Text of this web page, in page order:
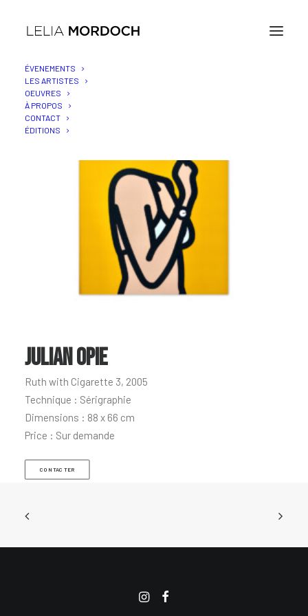
ÉVENEMENTS
LES ARTISTES
OEUVRES
À PROPOS
CONTACT
ÉDITIONS
JULIAN OPIE
Ruth with Cigarette 3, 2005
Technique : Sérigraphie
Dimensions : 88 x 66 cm
Price : Sur demande
CONTACTER